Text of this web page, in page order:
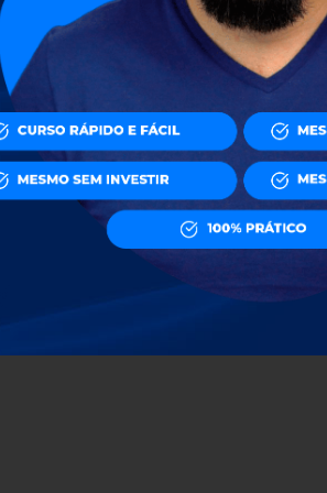
Guia de sites seguros e acessíveis
Viver de Internet em 2026: A IA vai
te substituir ou te enriquecer?
Entenda o novo cenário
O Guia Definitivo da Gestão
Profissional de Short Rental:
Como a Inteligência de Dados e a
Hotelaria Digital Estão
Maximizando o Yield Imobiliário